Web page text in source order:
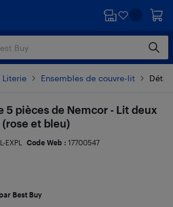
Literie Ensembles de couvre-lit
5 pièces de Nemcor - Lit deux
et bleu)
EXPL Code Web : 17700547
Best Buy